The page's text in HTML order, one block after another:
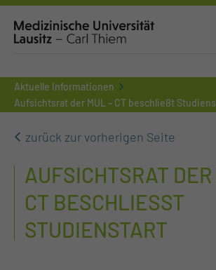
Aktuelle Informationen
Aufsichtsrat der MUL – CT beschließt
zurück zur vorherigen Seite
AUFSICHTSRAT DER
CT BESCHLIESST S
TUDIENSTART